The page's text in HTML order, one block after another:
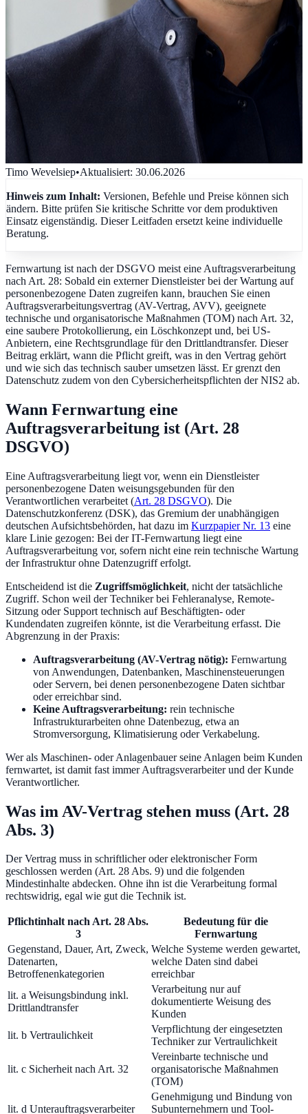
Timo Wevelsiep•Aktualisiert: 30.06.2026
Hinweis zum Inhalt: Versionen, Befehle und Preise können sich
ändern. Bitte prüfen Sie kritische Schritte vor dem produktiven
Einsatz eigenständig. Dieser Leitfaden ersetzt keine individuelle
Beratung.
Fernwartung ist nach der DSGVO meist eine Auftragsverarbeitung
nach Art. 28: Sobald ein externer Dienstleister bei der Wartung auf
personenbezogene Daten zugreifen kann, brauchen Sie einen
Auftragsverarbeitungsvertrag (AV-Vertrag, AVV), geeignete
technische und organisatorische Maßnahmen (TOM) nach Art. 32,
eine saubere Protokollierung, ein Löschkonzept und, bei US-
Anbietern, eine Rechtsgrundlage für den Drittlandtransfer. Dieser
Beitrag erklärt, wann die Pflicht greift, was in den Vertrag gehört
und wie sich das technisch sauber umsetzen lässt. Er grenzt den
Datenschutz zudem von den Cybersicherheitspflichten der NIS2 ab.
Wann Fernwartung eine
Auftragsverarbeitung ist (Art. 28
DSGVO)
Eine Auftragsverarbeitung liegt vor, wenn ein Dienstleister
personenbezogene Daten weisungsgebunden für den
Verantwortlichen verarbeitet (Art. 28 DSGVO). Die
Datenschutzkonferenz (DSK), das Gremium der unabhängigen
deutschen Aufsichtsbehörden, hat dazu im Kurzpapier Nr. 13 eine
klare Linie gezogen: Bei der IT-Fernwartung liegt eine
Auftragsverarbeitung vor, sofern nicht eine rein technische Wartung
der Infrastruktur ohne Datenzugriff erfolgt.
Entscheidend ist die Zugriffsmöglichkeit, nicht der tatsächliche
Zugriff. Schon weil der Techniker bei Fehleranalyse, Remote-
Sitzung oder Support technisch auf Beschäftigten- oder
Kundendaten zugreifen könnte, ist die Verarbeitung erfasst. Die
Abgrenzung in der Praxis:
Auftragsverarbeitung (AV-Vertrag nötig): Fernwartung
von Anwendungen, Datenbanken, Maschinensteuerungen
oder Servern, bei denen personenbezogene Daten sichtbar
oder erreichbar sind.
Keine Auftragsverarbeitung: rein technische
Infrastrukturarbeiten ohne Datenbezug, etwa an
Stromversorgung, Klimatisierung oder Verkabelung.
Wer als Maschinen- oder Anlagenbauer seine Anlagen beim Kunden
fernwartet, ist damit fast immer Auftragsverarbeiter und der Kunde
Verantwortlicher.
Was im AV-Vertrag stehen muss (Art. 28
Abs. 3)
Der Vertrag muss in schriftlicher oder elektronischer Form
geschlossen werden (Art. 28 Abs. 9) und die folgenden
Mindestinhalte abdecken. Ohne ihn ist die Verarbeitung formal
rechtswidrig, egal wie gut die Technik ist.
Pflichtinhalt nach Art. 28 Abs.
3
Bedeutung für die
Fernwartung
Gegenstand, Dauer, Art, Zweck,
Datenarten,
Betroffenenkategorien
Welche Systeme werden gewartet,
welche Daten sind dabei
erreichbar
lit. a Weisungsbindung inkl.
Drittlandtransfer
Verarbeitung nur auf
dokumentierte Weisung des
Kunden
lit. b Vertraulichkeit
Verpflichtung der eingesetzten
Techniker zur Vertraulichkeit
lit. c Sicherheit nach Art. 32
Vereinbarte technische und
organisatorische Maßnahmen
(TOM)
lit. d Unterauftragsverarbeiter
Genehmigung und Bindung von
Subunternehmern und Tool-